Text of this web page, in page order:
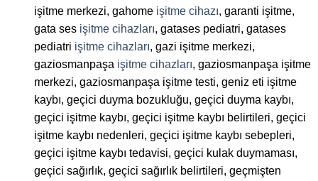
işitme merkezi, gahome işitme cihazı, garanti işitme,
gata ses işitme cihazları, gatases pediatri, gatases
pediatri işitme cihazları, gazi işitme merkezi,
gaziosmanpaşa işitme cihazları, gaziosmanpaşa işitme
merkezi, gaziosmanpaşa işitme testi, geniz eti işitme
kaybı, geçici duyma bozukluğu, geçici duyma kaybı,
geçici işitme kaybı, geçici işitme kaybı belirtileri, geçici
işitme kaybı nedenleri, geçici işitme kaybı sebepleri,
geçici işitme kaybı tedavisi, geçici kulak duymaması,
geçici sağırlık, geçici sağırlık belirtileri, geçmişten